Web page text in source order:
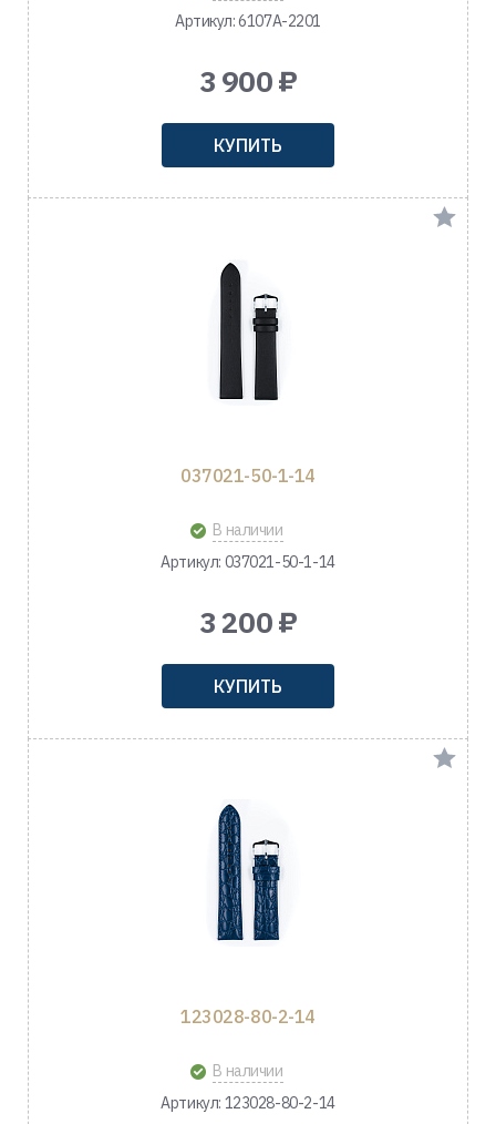
Артикул: 6107A-2201
3 900 ₽
КУПИТЬ
037021-50-1-14
В наличии
Артикул: 037021-50-1-14
3 200 ₽
КУПИТЬ
123028-80-2-14
В наличии
Артикул: 123028-80-2-14